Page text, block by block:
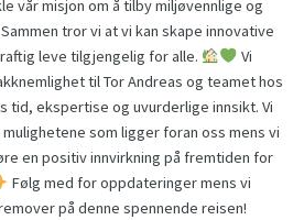
vår misjon om å tilby miljøvennlige og
tror vi at vi kan skape innovative
leve tilgjengelig for alle.
Vi
til Tor Andreas og teamet hos
tid, ekspertise og uvurderlige innsikt. Vi
som ligger foran oss mens vi
en positiv innvirkning på fremtiden for
Følg med for oppdateringer mens vi
på denne spennende reisen!